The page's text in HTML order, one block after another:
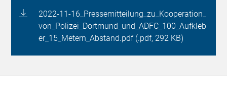
2022-11-16_Pressemitteilung_zu_Kooperation_
von_Polizei_Dortmund_und_ADFC_100_Aufkleb
er_15_Metern_Abstand.pdf (.pdf, 292 KB)